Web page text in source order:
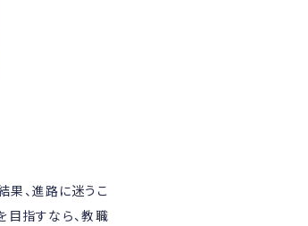
果、進路に迷うこ
目指すなら、教職